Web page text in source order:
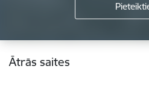
Kājene
Ātrās saites